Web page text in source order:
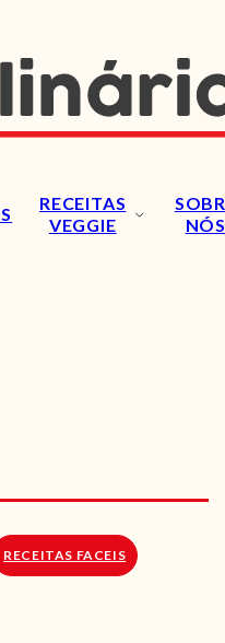
RECEITAS
VEGGIE
NÓS
VEGGIE
NÓS
RECEITAS FACEIS